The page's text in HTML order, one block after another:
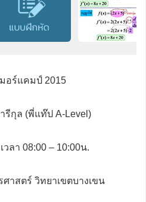
อร์แคมป์ 2015
รีกุล (พี่แท๊ป A-Level)
ลา 08:00 – 10:00น.
าสตร์ วิทยาเขตบางเขน